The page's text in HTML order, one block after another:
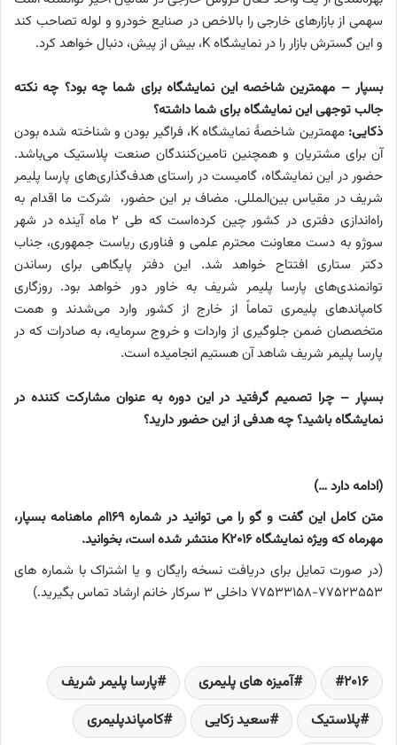
سهمی از بازارهای خارجی را بالاخص در صنایع خودرو و لوله تصاحب کند
و این گسترش بازار را در نمایشگاهK، بیش از پیش، دنبال خواهد کرد.
بسپار – مهمترین شاخصه این نمایشگاه برای شما چه بود؟ چه نکته
جالب توجهی این نمایشگاه برای شما داشته؟
ذکایی: مهمترین شاخصۀ نمایشگاهK، فراگیر بودن و شناخته شده بودن
آن برای مشتریان و همچنین تامین‌کنندگان صنعت پلاستیک می‌باشد.
حضور در این نمایشگاه، گامیست در راستای هدف‌گذاری‌های پارسا پلیمر
شریف در مقیاس بین‌المللی. مضاف بر این حضور، شرکت ما اقدام به
راه‌اندازی دفتری در کشور چین کرده‌است که طی 2 ماه آینده در شهر
سوژو به دست معاونت محترم علمی و فناوری ریاست جمهوری، جناب
دکتر ستاری افتتاح خواهد شد. این دفتر پایگاهی برای رساندن
توانمندی‌های پارسا پلیمر شریف به خاور دور خواهد بود. روزگاری
کامپاندهای پلیمری تماماً از خارج از کشور وارد می‌شدند و همت
متخصصان ضمن جلوگیری از واردات و خروج سرمایه، به صادرات که در
پارسا پلیمر شریف شاهد آن هستیم انجامیده است.
بسپار – چرا تصمیم گرفتید در این دوره به عنوان مشارکت کننده در
نمایشگاه باشید؟ چه هدفی از این حضور دارید؟
(ادامه دارد …)
متن کامل این گفت و گو را می توانید در شماره 169ام ماهنامه بسپار،
مهرماه که ویژه نمایشگاه K2016 منتشر شده است، بخوانید.
(در صورت تمایل برای دریافت نسخه رایگان و یا اشتراک با شماره های
77523553-77533158 داخلی 3 سرکار خانم ارشاد تماس بگیرید.)
2016 آمیزه های پلیمری
پارسا پلیمر شریف
پلاستیک
سعید زکایی
کامپاندپلیمری